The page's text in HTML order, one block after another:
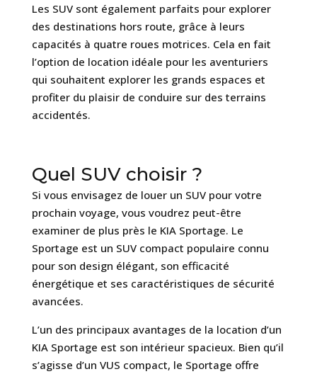
Les SUV sont également parfaits pour explorer
des destinations hors route, grâce à leurs
capacités à quatre roues motrices. Cela en fait
l’option de location idéale pour les aventuriers
qui souhaitent explorer les grands espaces et
profiter du plaisir de conduire sur des terrains
accidentés.
Quel SUV choisir ?
Si vous envisagez de louer un SUV pour votre
prochain voyage, vous voudrez peut-être
examiner de plus près le KIA Sportage. Le
Sportage est un SUV compact populaire connu
pour son design élégant, son efficacité
énergétique et ses caractéristiques de sécurité
avancées.
L’un des principaux avantages de la location d’un
KIA Sportage est son intérieur spacieux. Bien qu’il
s’agisse d’un VUS compact, le Sportage offre